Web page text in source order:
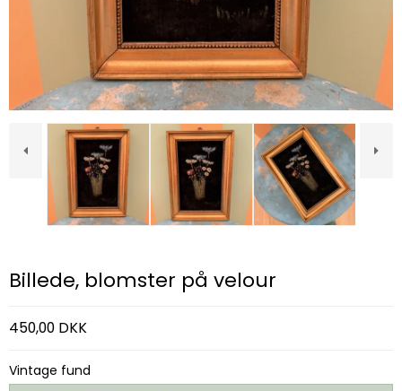
Billede, blomster på velour
450,00 DKK
Vintage fund